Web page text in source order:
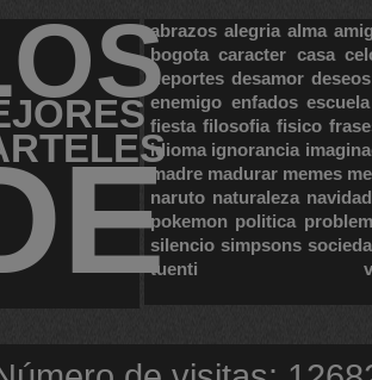
abrazos alegria alma
bogota caracter casa
deportes desamor deseos
enemigo enfados escuela
fiesta filosofia fisico
idioma ignorancia
madre madurar memes
naruto naturaleza navidad
pokemon politica
silencio simpsons
tuenti